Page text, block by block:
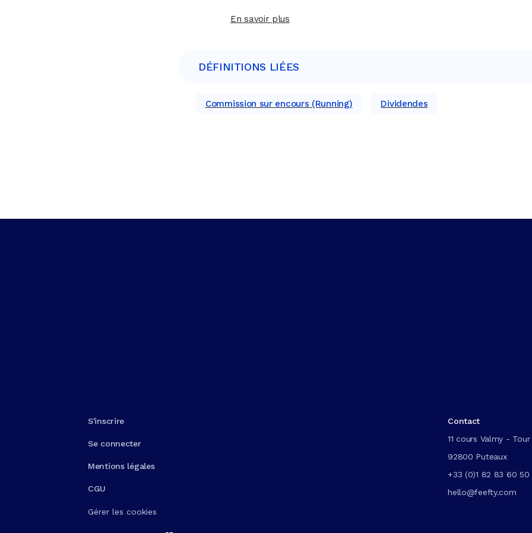
En savoir plus
DÉFINITIONS LIÉES
Commission sur encours (Running) Dividendes
S'inscrire
Se connecter
Mentions légales
CGU
Gérer les cookies
Contact
11 cours Valmy -
92800 Puteaux
+33 (0)1 82 83 60 50
hello@feefty.com